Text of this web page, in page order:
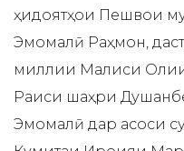
ҳидоятҳои Пешвои
Эмомалӣ Раҳмон,
миллии Маҷлиси
Раиси шаҳри
Эмомалӣ дар асоси